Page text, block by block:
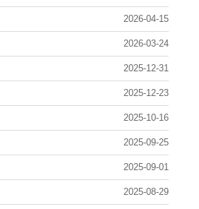
2026-04-15
2026-03-24
2025-12-31
2025-12-23
2025-10-16
2025-09-25
2025-09-01
2025-08-29